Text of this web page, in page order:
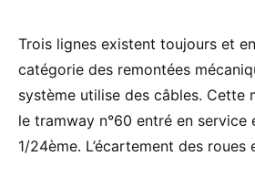
Trois lignes existent toujours et
catégorie des remontées
système utilise des câbles. Cette
le tramway n°60 entré en service
1/24ème. L’écartement des